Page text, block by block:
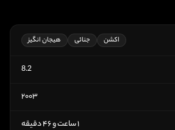
اکشن جنائی هیجان انگیز
8.2
۲۰۰۳
۱ ساعت و ۴۶ دقیقه